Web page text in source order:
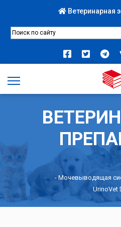
Ветеринарная
- Мочевыводящая
UrinoVet